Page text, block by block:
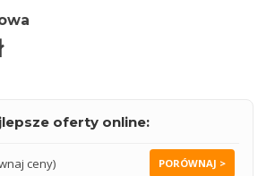
oferty online:
ceny) PORÓWNAJ >